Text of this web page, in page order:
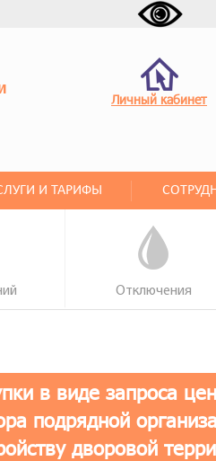
Личный кабинет
И ТАРИФЫ
Отключения
в виде запроса
подрядной
дворовой